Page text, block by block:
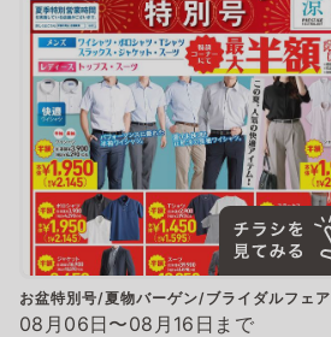
お盆特別号/夏物バーゲン/ブライダルフェア
08月06日〜08月16日まで